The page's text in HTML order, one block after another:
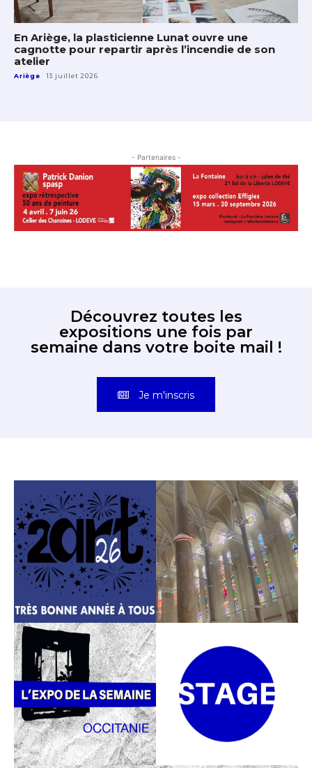
En Ariège, la plasticienne Lunat ouvre une
cagnotte pour repartir après l’incendie de son
atelier
Ariège 13 juillet 2026
- Partenaires -
Découvrez toutes les
expositions une fois par
semaine dans votre boite mail !
Je m'inscris